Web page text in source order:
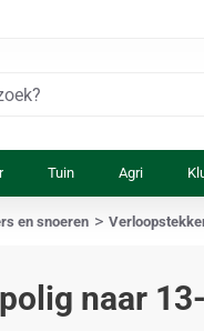
Tuin Agri
naar
en snoeren